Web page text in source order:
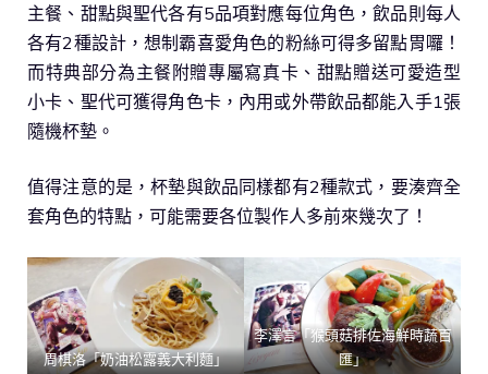
主餐、甜點與聖代各有5品項對應每位角色，飲品則每人
各有2種設計，想制霸喜愛角色的粉絲可得多留點胃囉！
而特典部分為主餐附贈專屬寫真卡、甜點贈送可愛造型
小卡、聖代可獲得角色卡，內用或外帶飲品都能入手1張
隨機杯墊。
值得注意的是，杯墊與飲品同樣都有2種款式，要湊齊全
套角色的特點，可能需要各位製作人多前來幾次了！
周棋洛「奶油松露義大利麵」
李澤言「猴頭菇排佐海鮮時蔬百
匯」